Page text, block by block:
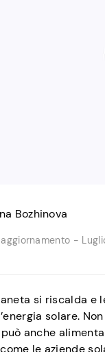
Bozhinova
-
si riscalda e
solare.
anche
le aziende